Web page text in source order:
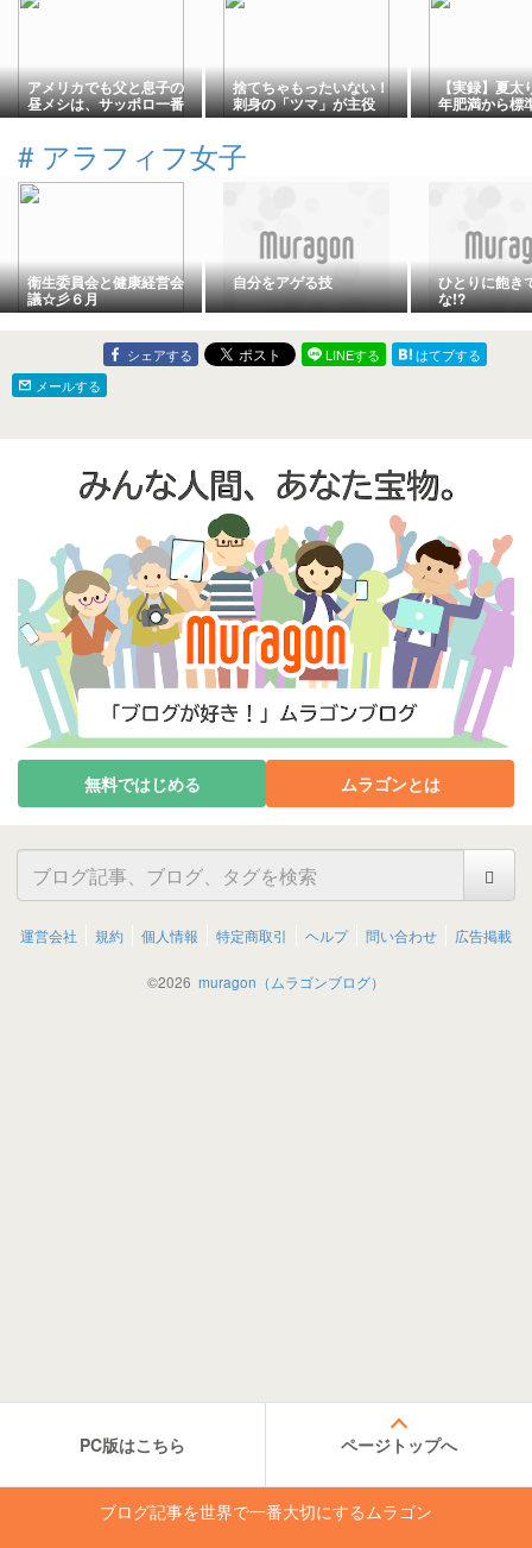
アメリカでも父と息子の
昼メシは、サッポロ一番
が定番だぜ！
捨てちゃもったいない！
刺身の「ツマ」が主役
に？！驚きのリメイクレ
【実録】夏太
年肥満から標
った私が「2
# アラフィフ女子
衛生委員会と健康経営会
議☆彡６月
自分をアゲる技 ひとりに飽き
な!?
シェアする LINEする
はてブする
メールする
無料ではじめる ムラゴンとは
運営会社 規約 個人情報 特定商取引 ヘルプ 問い合わせ 広告掲載
©2026 muragon（ムラゴンブログ）
PC版はこちら ページトップへ
ブログ記事を世界で一番大切にするムラゴン